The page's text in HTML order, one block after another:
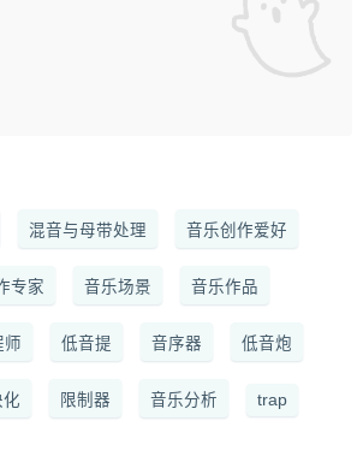
混音与母带处理 音乐创作爱好
专家 音乐场景 音乐作品
师 低音提 音序器 低音炮
限制器 音乐分析 trap